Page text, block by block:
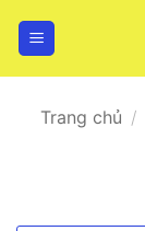
Trang chủ /